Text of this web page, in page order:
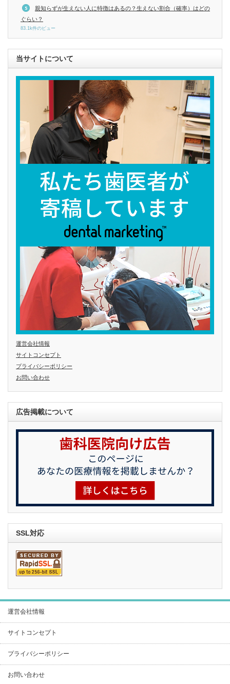
親知らずが生えない人に特徴はあるの？生えない割合（確率）はどの
ぐらい？
83.1k件のビュー
当サイトについて
運営会社情報
サイトコンセプト
プライバシーポリシー
お問い合わせ
広告掲載について
SSL対応
運営会社情報
サイトコンセプト
プライバシーポリシー
お問い合わせ